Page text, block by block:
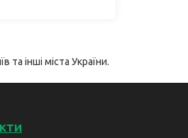
та інші міста України.